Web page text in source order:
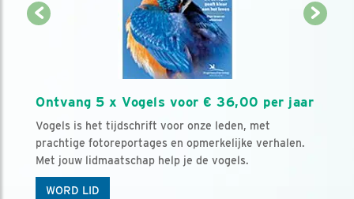
Ontvang 5 x Vogels voor € 36,00 per jaar
Vogels is het tijdschrift voor onze leden, met
prachtige fotoreportages en opmerkelijke verhalen.
Met jouw lidmaatschap help je de vogels.
WORD LID